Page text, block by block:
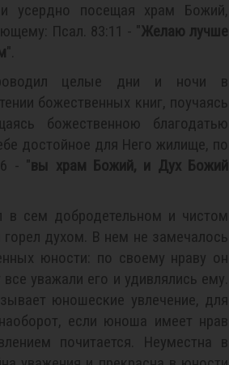
усердно посещая храм Божий,
Псал. 83:11 - "Желаю лучше
".
целые дни и ночи в
божественных книг, поучаясь
божественною благодатью
достойное для Него жилище, по
- "вы храм Божий, и Дух Божий
в сем добродетельном и чистом
духом. В нем не замечалось
юности: по своему нраву он
уважали его и удивлялись ему.
юношеские увлечение, для
если юноша имеет нрав
почитается. Неуместна в